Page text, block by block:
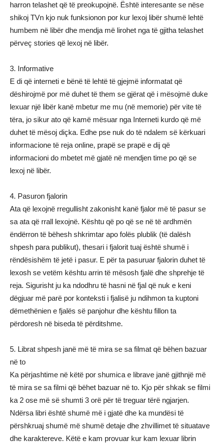
harron telashet që të preokupojnë. Është interesante se nëse
shikoj TVn kjo nuk funksionon por kur lexoj libër shumë lehtë
humbem në libër dhe mendja më lirohet nga të gjitha telashet
përveç stories që lexoj në libër.
3. Informative
E di që interneti e bënë të lehtë të gjejmë informatat që
dëshirojmë por më duhet të them se gjërat që i mësojmë duke
lexuar një libër kanë mbetur me mu (në memorie) për vite të
tëra, jo sikur ato që kamë mësuar nga Interneti kurdo që më
duhet të mësoj diçka. Edhe pse nuk do të ndalem së kërkuari
informacione të reja online, prapë se prapë e dij që
informacioni do mbetet më gjatë në mendjen time po që se
lexoj në libër.
4. Pasuron fjalorin
Ata që lexojnë rregullisht zakonisht kanë fjalor më të pasur se
sa ata që rrall lexojnë. Kështu që po që se në të ardhmën
ëndërron të bëhesh shkrimtar apo folës plublik (të dalësh
shpesh para publikut), thesari i fjalorit tuaj është shumë i
rëndësishëm të jetë i pasur. E për ta pasuruar fjalorin duhet të
lexosh se vetëm kështu arrin të mësosh fjalë dhe shprehje të
reja. Sigurisht ju ka ndodhru të hasni në fjal që nuk e keni
dëgjuar më parë por konteksti i fjalisë ju ndihmon ta kuptoni
dëmethënien e fjalës së panjohur dhe kështu fillon ta
përdoresh në biseda të përditshme.
5. Librat shpesh janë më të mira se sa filmat që bëhen bazuar
në to
Ka përjashtime në këtë por shumica e librave janë gjithnjë më
të mira se sa filmi që bëhet bazuar në to. Kjo për shkak se filmi
ka 2 ose më së shumti 3 orë për të treguar tërë ngjarjen.
Ndërsa libri është shumë më i gjatë dhe ka mundësi të
përshkruaj shumë më shumë detaje dhe zhvillimet të situatave
dhe karaktereve. Këtë e kam provuar kur kam lexuar librin